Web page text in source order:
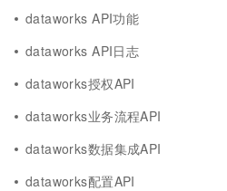
dataworks API功能
dataworks API日志
dataworks授权API
dataworks业务流程API
dataworks数据集成API
dataworks配置API